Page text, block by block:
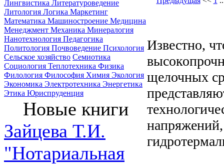
Лингвистика Литературоведение
Литология Логика Маркетинг
Математика Машиностроение Медицина
Менеджмент Механика Минералогия
Нанотехнология Педагогика
Политология Почвоведение Психология
Сельское хозяйство Семиотика
Социология Теплотехника Физика
Филология Философия Химия Экология
Экономика Электротехника Энергетика
Этика Юриспруденция
Новые книги
Зайцева Т.И.
"Нотариальная
Известно,
щелочных